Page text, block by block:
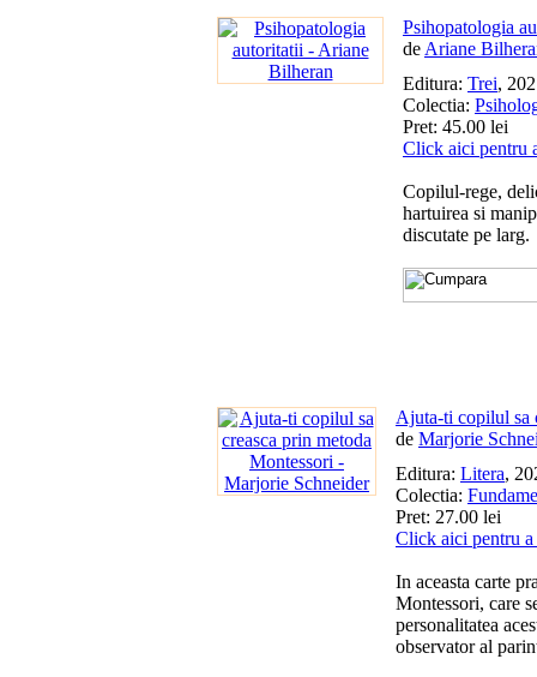
Psihopatologia
de Ariane
Editura: Trei,
Colectia:
Pret: 45.00 lei
Click aici pentru
Copilul-rege,
hartuirea si
discutate pe larg.
Ajuta-ti copilul sa
de Marjorie
Editura: Litera,
Colectia:
Pret: 27.00 lei
Click aici pentru a
In aceasta carte
Montessori, care
personalitatea
observator al